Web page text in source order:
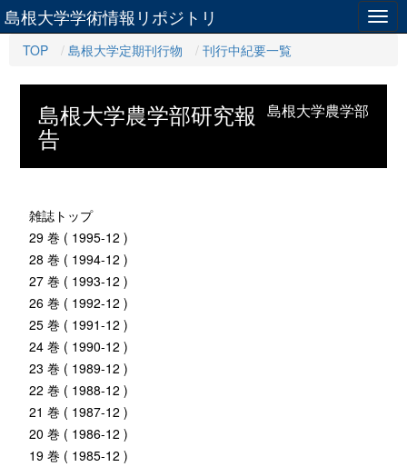
島根大学学術情報リポジトリ
TOP 島根大学定期刊行物 刊行中紀要一覧
島根大学農学部
島根大学農学部研究報
告
雑誌トップ
29 巻 ( 1995-12 )
28 巻 ( 1994-12 )
27 巻 ( 1993-12 )
26 巻 ( 1992-12 )
25 巻 ( 1991-12 )
24 巻 ( 1990-12 )
23 巻 ( 1989-12 )
22 巻 ( 1988-12 )
21 巻 ( 1987-12 )
20 巻 ( 1986-12 )
19 巻 ( 1985-12 )